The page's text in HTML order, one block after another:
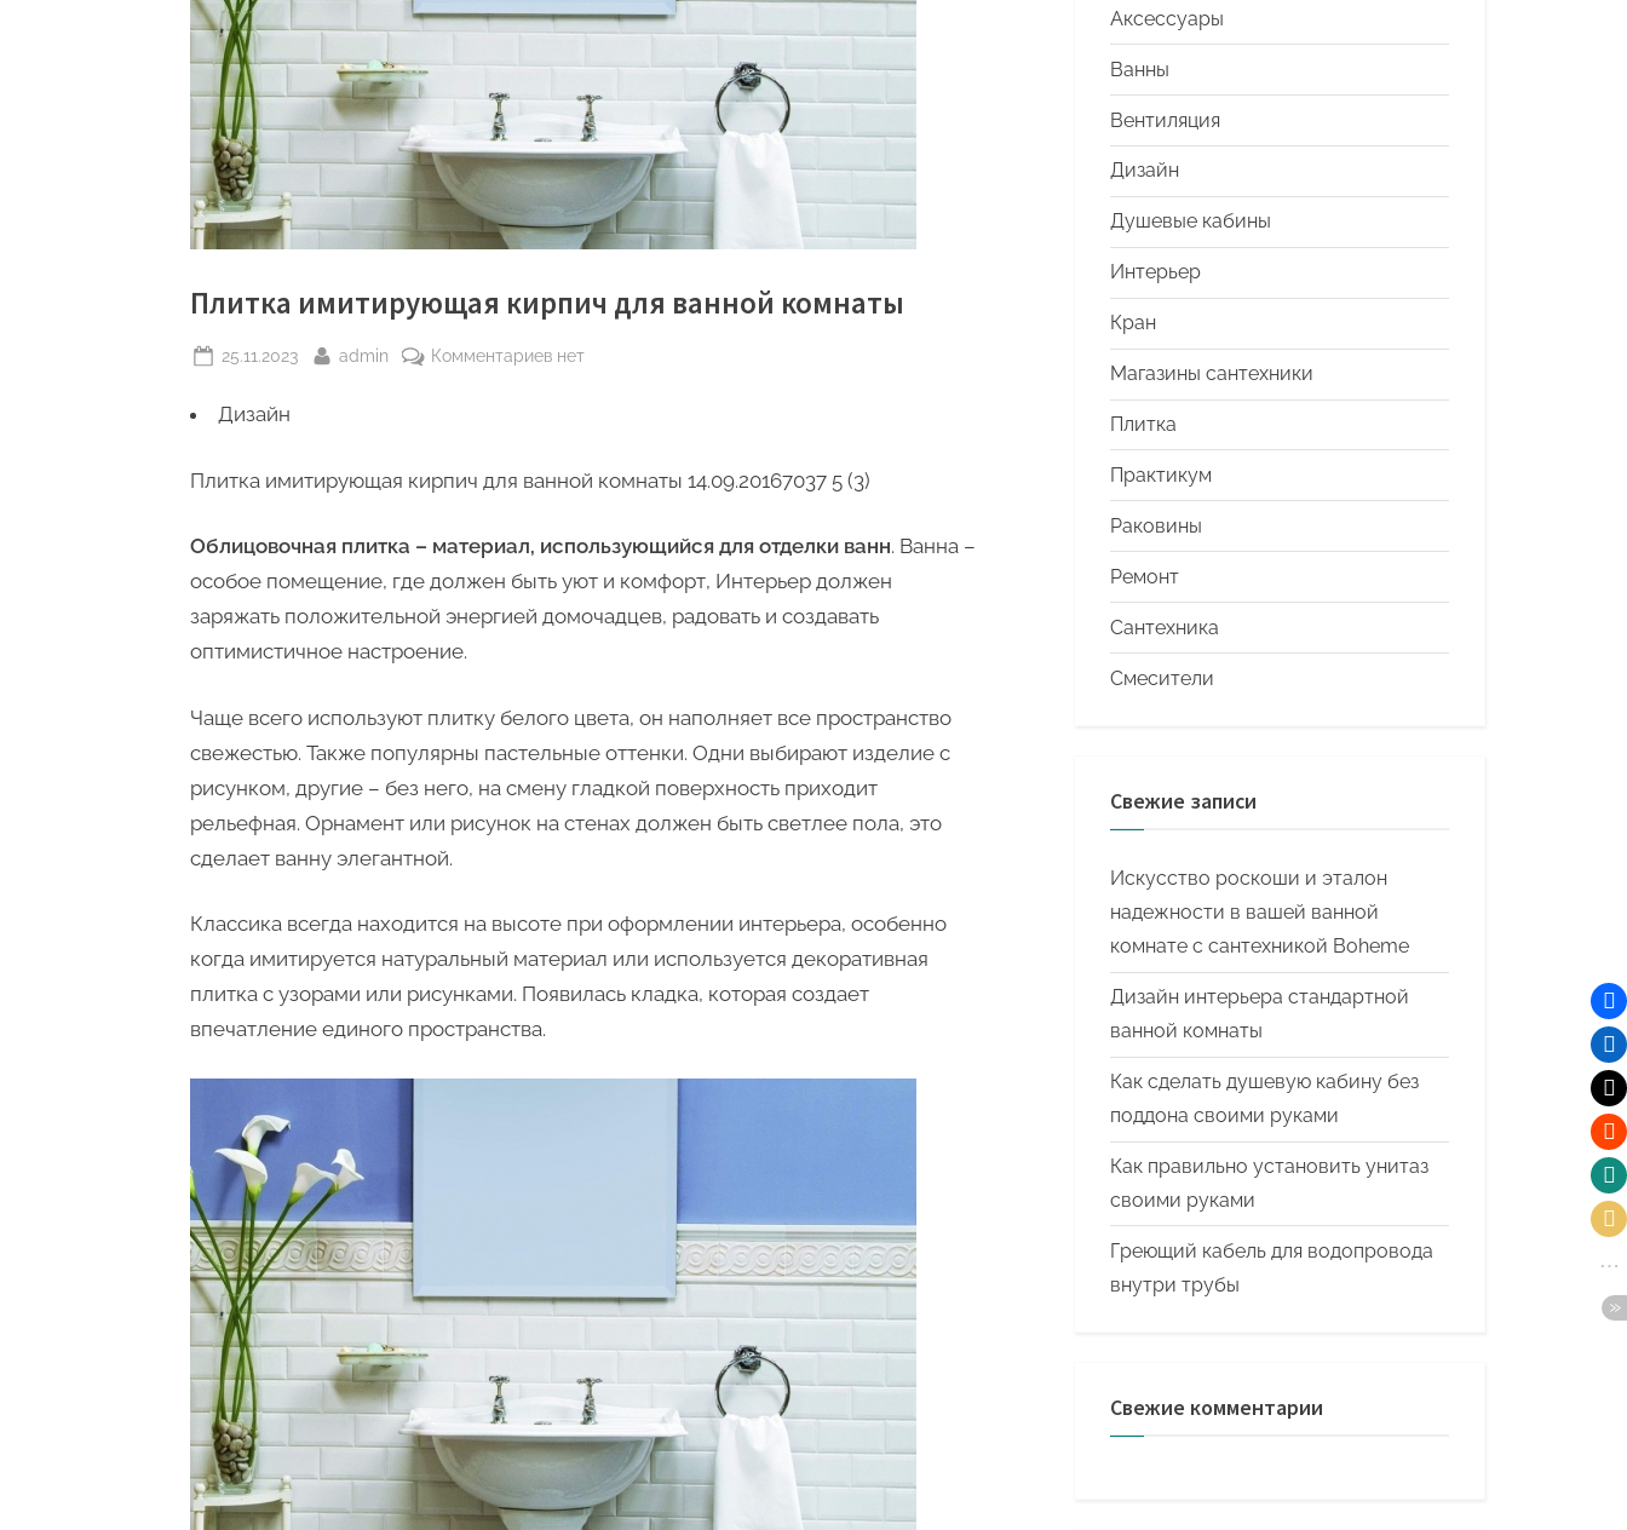
Плитка имитирующая кирпич для ванной комнаты
Posted
25.11.2023 By
admin Комментариевк
кирпич
нет
Дизайн
Плитка имитирующая кирпич для ванной комнаты 14.09.20167037 5 (3)
Облицовочная плитка – материал, использующийся для отделки ванн. Ванна –
особое помещение, где должен быть уют и комфорт, Интерьер должен
заряжать положительной энергией домочадцев, радовать и создавать
оптимистичное настроение.
Чаще всего используют плитку белого цвета, он наполняет все пространство
свежестью. Также популярны пастельные оттенки. Одни выбирают изделие с
рисунком, другие – без него, на смену гладкой поверхность приходит
рельефная. Орнамент или рисунок на стенах должен быть светлее пола, это
сделает ванну элегантной.
Классика всегда находится на высоте при оформлении интерьера, особенно
когда имитируется натуральный материал или используется декоративная
плитка с узорами или рисунками. Появилась кладка, которая создает
впечатление единого пространства.
Аксессуары
Ванны
Вентиляция
Дизайн
Душевые кабины
Интерьер
Кран
Магазины сантехники
Плитка
Практикум
Раковины
Ремонт
Сантехника
Смесители
Свежие записи
Искусство роскоши и эталон
надежности в вашей ванной
комнате с сантехникой Boheme
Дизайн интерьера стандартной
ванной комнаты
Как сделать душевую кабину без
поддона своими руками
Как правильно установить унитаз
своими руками
Греющий кабель для водопровода
внутри трубы
Свежие комментарии